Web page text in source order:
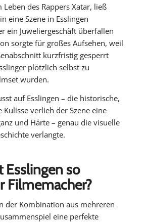
des Rappers Xatar, ließ
eine Szene in Esslingen
ein Juweliergeschäft überfallen
sorgte für großes Aufsehen, weil
kurzfristig gesperrt
plötzlich selbst zu
wurden.
auf Esslingen – die historische,
verlieh der Szene eine
und Härte – genau die visuelle
verlangte.
Esslingen so
Filmemacher?
der Kombination aus mehreren
eine perfekte